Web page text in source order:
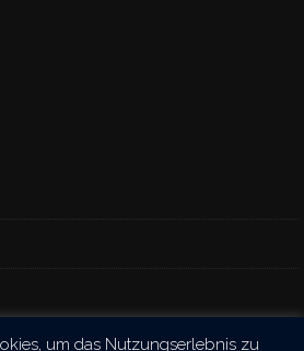
um das Nutzungserlebnis zu